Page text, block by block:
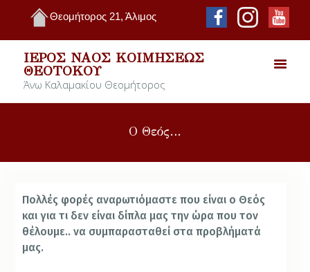
Θεομήτορος 21, Άλιμος
ΙΕΡΌΣ ΝΑΌΣ ΚΟΙΜΉΣΕΩΣ
ΘΕΟΤΌΚΟΥ
Άνω Καλαμακίου Θεομήτορος
Ο Θεός…
Πολλές φορές αναρωτιόμαστε που είναι ο Θεός
και για τι δεν είναι δίπλα μας την ώρα που τον
θέλουμε.. να συμπαρασταθεί στα προβλήματά
μας.